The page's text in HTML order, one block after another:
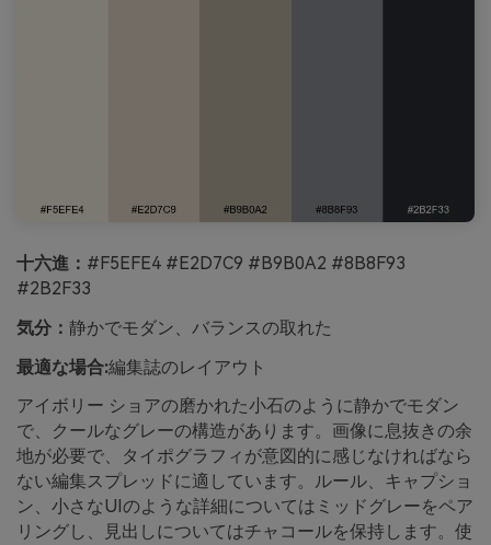
十六進： #F5EFE4 #E2D7C9 #B9B0A2 #8B8F93
#2B2F33
気分： 静かでモダン、バランスの取れた
最適な場合:編集誌のレイアウト
アイボリー ショアの磨かれた小石のように静かでモダン
で、クールなグレーの構造があります。画像に息抜きの余
地が必要で、タイポグラフィが意図的に感じなければなら
ない編集スプレッドに適しています。ルール、キャプショ
ン、小さなUIのような詳細についてはミッドグレーをペア
リングし、見出しについてはチャコールを保持します。使